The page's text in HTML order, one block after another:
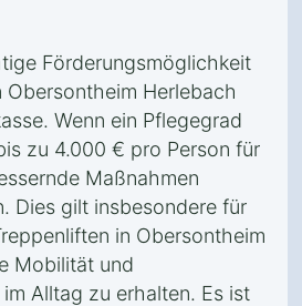
Förderungsmöglichkeit
Herlebach
Wenn ein Pflegegrad
zu 4.000 € pro Person für
Maßnahmen
Dies gilt insbesondere für
in Obersontheim
Mobilität und
Alltag zu erhalten. Es ist